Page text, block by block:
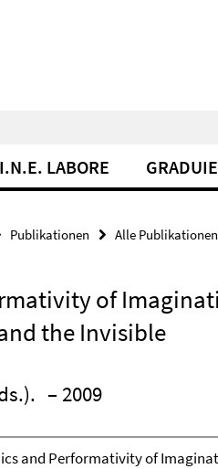
LABORE
Publikationen Alle Publikationen
of
the Invisible
– 2009
and Performativity of